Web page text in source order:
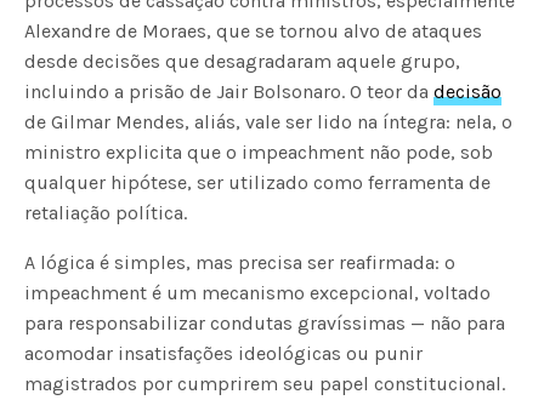
Alexandre de Moraes, que se tornou alvo de ataques
desde decisões que desagradaram aquele grupo,
incluindo a prisão de Jair Bolsonaro. O teor dadecisão
de Gilmar Mendes, aliás, vale ser lido na íntegra: nela, o
ministro explicita que o impeachment não pode, sob
qualquer hipótese, ser utilizado como ferramenta de
retaliação política.
A lógica é simples, mas precisa ser reafirmada: o
impeachment é um mecanismo excepcional, voltado
para responsabilizar condutas gravíssimas — não para
acomodar insatisfações ideológicas ou punir
magistrados por cumprirem seu papel constitucional.